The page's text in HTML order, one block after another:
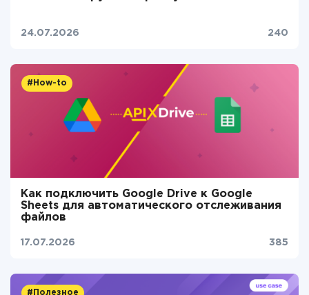
24.07.2026 240
#How-to
Как подключить Google Drive к Google
Sheets для автоматического отслеживания
файлов
17.07.2026 385
#Полезное